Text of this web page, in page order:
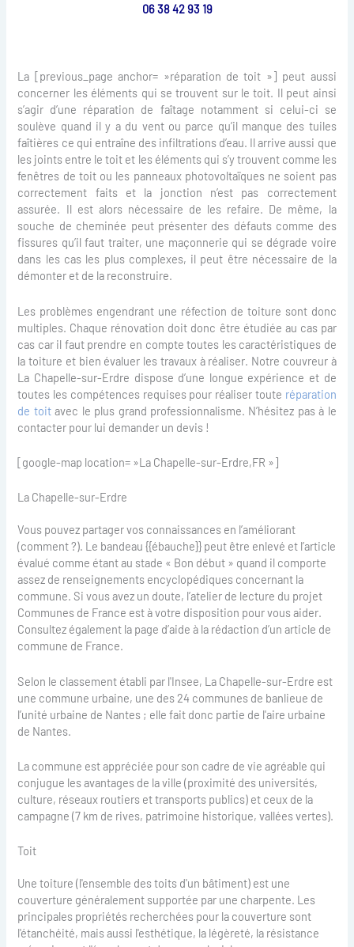
06 38 42 93 19
La [previous_page anchor= »réparation de toit »] peut aussi
concerner les éléments qui se trouvent sur le toit. Il peut ainsi
s’agir d’une réparation de faîtage notamment si celui-ci se
soulève quand il y a du vent ou parce qu’il manque des tuiles
faîtières ce qui entraîne des infiltrations d’eau. Il arrive aussi que
les joints entre le toit et les éléments qui s’y trouvent comme les
fenêtres de toit ou les panneaux photovoltaïques ne soient pas
correctement faits et la jonction n’est pas correctement
assurée. Il est alors nécessaire de les refaire. De même, la
souche de cheminée peut présenter des défauts comme des
fissures qu’il faut traiter, une maçonnerie qui se dégrade voire
dans les cas les plus complexes, il peut être nécessaire de la
démonter et de la reconstruire.
Les problèmes engendrant une réfection de toiture sont donc
multiples. Chaque rénovation doit donc être étudiée au cas par
cas car il faut prendre en compte toutes les caractéristiques de
la toiture et bien évaluer les travaux à réaliser. Notre couvreur à
La Chapelle-sur-Erdre dispose d’une longue expérience et de
toutes les compétences requises pour réaliser toute réparation
de toitavec le plus grand professionnalisme. N’hésitez pas à le
contacter pour lui demander un devis !
[google-map location= »La Chapelle-sur-Erdre,FR »]
La Chapelle-sur-Erdre
Vous pouvez partager vos connaissances en l’améliorant
(comment ?). Le bandeau {{ébauche}} peut être enlevé et l’article
évalué comme étant au stade « Bon début » quand il comporte
assez de renseignements encyclopédiques concernant la
commune. Si vous avez un doute, l’atelier de lecture du projet
Communes de France est à votre disposition pour vous aider.
Consultez également la page d’aide à la rédaction d’un article de
commune de France.
Selon le classement établi par l'Insee, La Chapelle-sur-Erdre est
une commune urbaine, une des 24 communes de banlieue de
l’unité urbaine de Nantes ; elle fait donc partie de l'aire urbaine
de Nantes.
La commune est appréciée pour son cadre de vie agréable qui
conjugue les avantages de la ville (proximité des universités,
culture, réseaux routiers et transports publics) et ceux de la
campagne (7 km de rives, patrimoine historique, vallées vertes).
Toit
Une toiture (l'ensemble des toits d'un bâtiment) est une
couverture généralement supportée par une charpente. Les
principales propriétés recherchées pour la couverture sont
l'étanchéité, mais aussi l'esthétique, la légèreté, la résistance